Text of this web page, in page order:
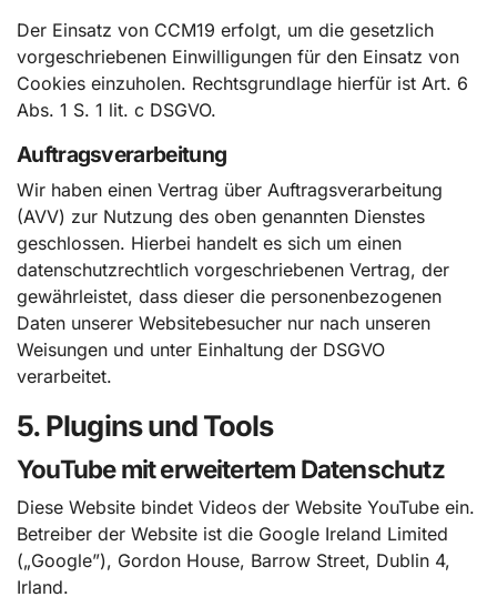
Der Einsatz von CCM19 erfolgt, um die gesetzlich
vorgeschriebenen Einwilligungen für den Einsatz von
Cookies einzuholen. Rechtsgrundlage hierfür ist Art. 6
Abs. 1 S. 1 lit. c DSGVO.
Auftragsverarbeitung
Wir haben einen Vertrag über Auftragsverarbeitung
(AVV) zur Nutzung des oben genannten Dienstes
geschlossen. Hierbei handelt es sich um einen
datenschutzrechtlich vorgeschriebenen Vertrag, der
gewährleistet, dass dieser die personenbezogenen
Daten unserer Websitebesucher nur nach unseren
Weisungen und unter Einhaltung der DSGVO
verarbeitet.
5. Plugins und Tools
YouTube mit erweitertem Datenschutz
Diese Website bindet Videos der Website YouTube ein.
Betreiber der Website ist die Google Ireland Limited
(„Google”), Gordon House, Barrow Street, Dublin 4,
Irland.